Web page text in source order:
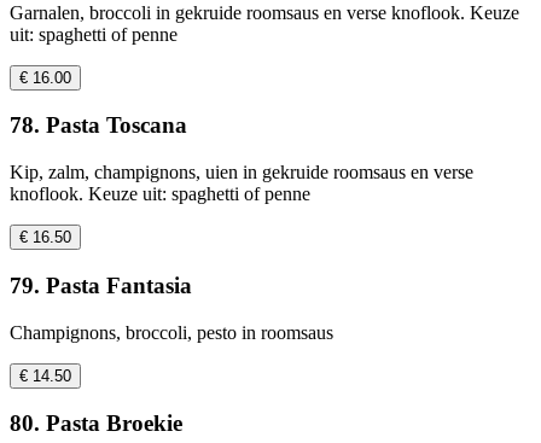
Garnalen, broccoli in gekruide roomsaus en verse knoflook. Keuze
uit: spaghetti of penne
€ 16.00
78. Pasta Toscana
Kip, zalm, champignons, uien in gekruide roomsaus en verse
knoflook. Keuze uit: spaghetti of penne
€ 16.50
79. Pasta Fantasia
Champignons, broccoli, pesto in roomsaus
€ 14.50
80. Pasta Broekie